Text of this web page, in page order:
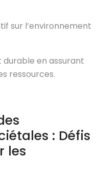
sur l’environnement
en assurant
ressources.
: Défis
les